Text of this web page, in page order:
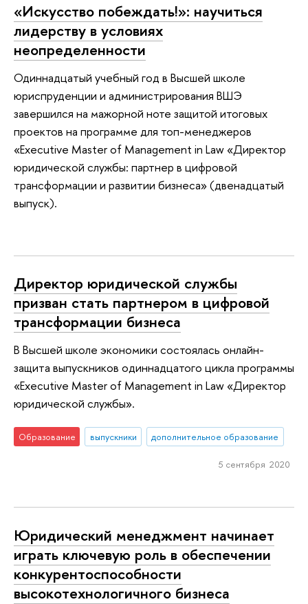
«Искусство побеждать!»: научиться
лидерству в условиях
неопределенности
Одиннадцатый учебный год в Высшей школе
юриспруденции и администрирования ВШЭ
завершился на мажорной ноте защитой итоговых
проектов на программе для топ-менеджеров
«Executive Master of Management in Law «Директор
юридической службы: партнер в цифровой
трансформации и развитии бизнеса» (двенадцатый
выпуск).
Директор юридической службы
призван стать партнером в цифровой
трансформации бизнеса
В Высшей школе экономики состоялась онлайн-
защита выпускников одиннадцатого цикла программы
«Executive Master of Management in Law «Директор
юридической службы».
Образование выпускники дополнительное образование
5 сентября 2020
Юридический менеджмент начинает
играть ключевую роль в обеспечении
конкурентоспособности
высокотехнологичного бизнеса